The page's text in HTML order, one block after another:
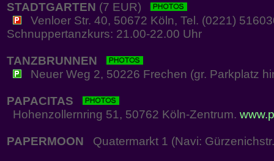
STADTGARTEN (7 EUR)
Venloer Str. 40, 50672 Köln, Tel. (0221)
Schnuppertanzkurs: 21.00-22.00 Uhr
TANZBRUNNEN
Neuer Weg 2, 50226 Frechen (gr. Parkplatz
PAPACITAS
Hohenzollernring 51, 50762 Köln-Zentrum.
PAPERMOON Quatermarkt 1 (Navi: